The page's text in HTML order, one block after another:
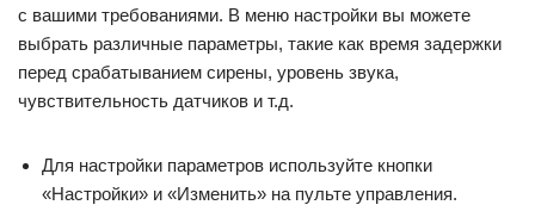
с вашими требованиями. В меню настройки вы можете
выбрать различные параметры, такие как время задержки
перед срабатыванием сирены, уровень звука,
чувствительность датчиков и т.д.
Для настройки параметров используйте кнопки
«Настройки» и «Изменить» на пульте управления.